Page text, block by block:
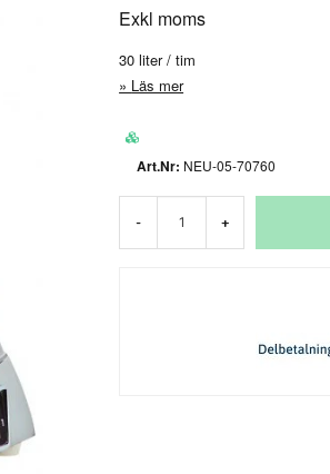
Exkl moms
30 liter / tim
Läs mer
NEU-05-70760
- +